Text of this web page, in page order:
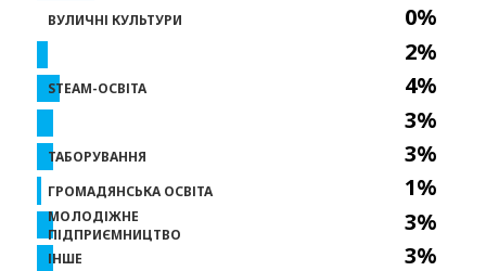
0%
2%
4%
3%
3%
1%
3%
3%
ВУЛИЧНІ КУЛЬТУРИ
STEAM-ОСВІТА
ТАБОРУВАННЯ
ГРОМАДЯНСЬКА ОСВІТА
МОЛОДІЖНЕ
ПІДПРИЄМНИЦТВО
ІНШЕ